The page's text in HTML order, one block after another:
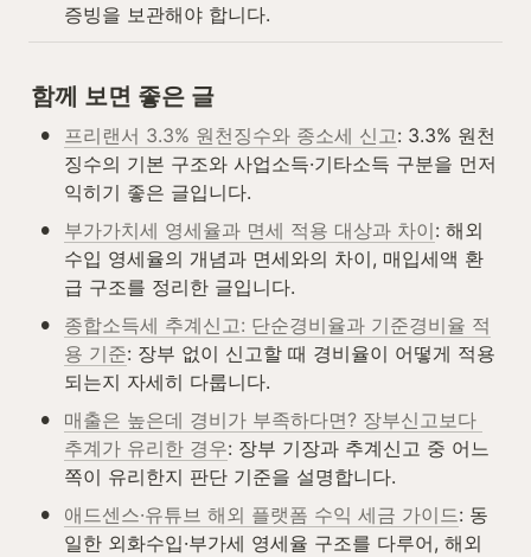
증빙을 보관해야 합니다.
함께 보면 좋은 글
• 프리랜서 3.3% 원천징수와 종소세 신고: 3.3% 원천
징수의 기본 구조와 사업소득·기타소득 구분을 먼저
익히기 좋은 글입니다.
• 부가가치세 영세율과 면세 적용 대상과 차이: 해외
수입 영세율의 개념과 면세와의 차이, 매입세액 환
급 구조를 정리한 글입니다.
•
종합소득세 추계신고: 단순경비율과 기준경비율 적
용 기준: 장부 없이 신고할 때 경비율이 어떻게 적용
되는지 자세히 다룹니다.
•
매출은 높은데 경비가 부족하다면? 장부신고보다
추계가 유리한 경우: 장부 기장과 추계신고 중 어느
쪽이 유리한지 판단 기준을 설명합니다.
• 애드센스·유튜브 해외 플랫폼 수익 세금 가이드: 동
일한 외화수입·부가세 영세율 구조를 다루어, 해외